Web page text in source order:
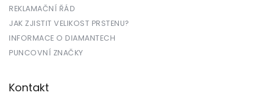
REKLAMAČNÍ ŘÁD
JAK ZJISTIT VELIKOST PRSTENU?
INFORMACE O DIAMANTECH
PUNCOVNÍ ZNAČKY
Kontakt